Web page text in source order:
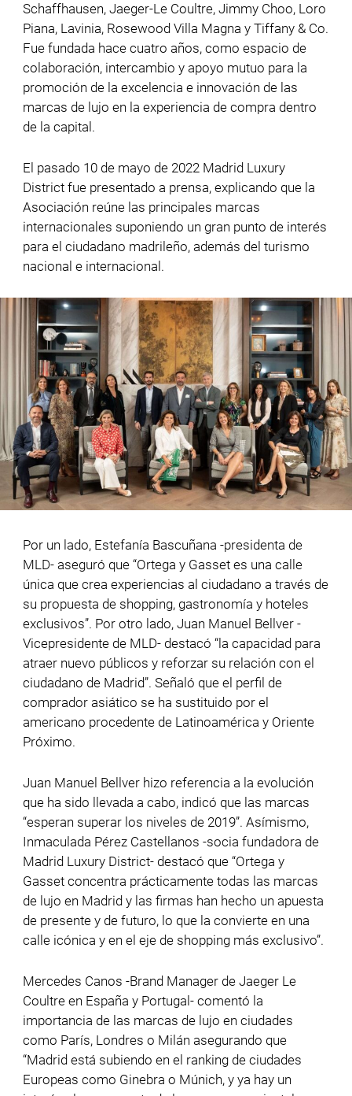
Schaffhausen, Jaeger-Le Coultre, Jimmy Choo, Loro
Piana, Lavinia, Rosewood Villa Magna y Tiffany & Co.
Fue fundada hace cuatro años, como espacio de
colaboración, intercambio y apoyo mutuo para la
promoción de la excelencia e innovación de las
marcas de lujo en la experiencia de compra dentro
de la capital.
El pasado 10 de mayo de 2022 Madrid Luxury
District fue presentado a prensa, explicando que la
Asociación reúne las principales marcas
internacionales suponiendo un gran punto de interés
para el ciudadano madrileño, además del turismo
nacional e internacional.
Por un lado, Estefanía Bascuñana -presidenta de
MLD- aseguró que “Ortega y Gasset es una calle
única que crea experiencias al ciudadano a través de
su propuesta de shopping, gastronomía y hoteles
exclusivos”. Por otro lado, Juan Manuel Bellver -
Vicepresidente de MLD- destacó “la capacidad para
atraer nuevo públicos y reforzar su relación con el
ciudadano de Madrid”. Señaló que el perfil de
comprador asiático se ha sustituido por el
americano procedente de Latinoamérica y Oriente
Próximo.
Juan Manuel Bellver hizo referencia a la evolución
que ha sido llevada a cabo, indicó que las marcas
“esperan superar los niveles de 2019”. Asímismo,
Inmaculada Pérez Castellanos -socia fundadora de
Madrid Luxury District- destacó que “Ortega y
Gasset concentra prácticamente todas las marcas
de lujo en Madrid y las firmas han hecho un apuesta
de presente y de futuro, lo que la convierte en una
calle icónica y en el eje de shopping más exclusivo”.
Mercedes Canos -Brand Manager de Jaeger Le
Coultre en España y Portugal- comentó la
importancia de las marcas de lujo en ciudades
como París, Londres o Milán asegurando que
“Madrid está subiendo en el ranking de ciudades
Europeas como Ginebra o Múnich, y ya hay un